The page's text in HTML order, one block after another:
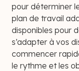
pour déterminer
plan de travail
disponibles pour
s’adapter à vos
commencer
le rythme et les